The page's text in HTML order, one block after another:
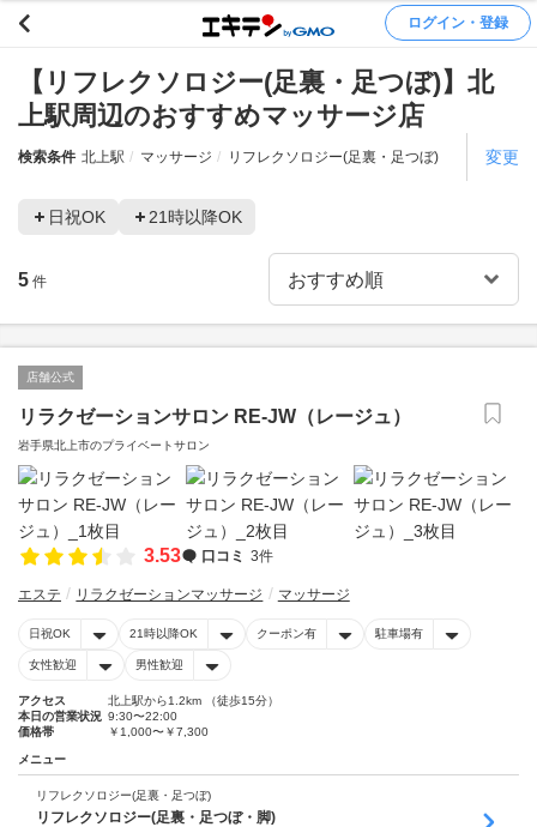
ログイン・登録
【リフレクソロジー(足裏・足つぼ)】北
上駅周辺のおすすめマッサージ店
検索条件 北上駅 マッサージ リフレクソロジー(足裏・足つぼ) 変更
日祝OK 21時以降OK
5 件
店舗公式
リラクゼーションサロン RE-JW（レージュ）
岩手県北上市のプライベートサロン
3.53 口コミ 3件
エステ リラクゼーションマッサージ マッサージ
日祝OK 21時以降OK クーポン有 駐車場有
女性歓迎 男性歓迎
アクセス
北上駅から1.2km （徒歩15分）
本日の営業状況 9:30〜22:00
価格帯
￥1,000〜￥7,300
メニュー
リフレクソロジー(足裏・足つぼ)
リフレクソロジー(足裏・足つぼ・脚)